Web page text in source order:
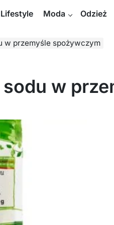
Lifestyle Moda Odzież
w przemyśle spożywczym
w